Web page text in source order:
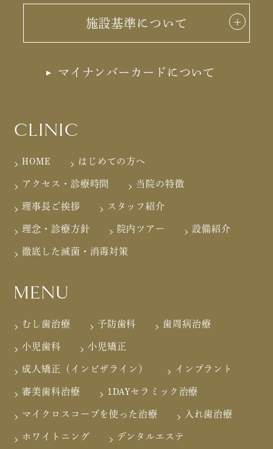
施設基準について
マイナンバーカードについて
CLINIC
HOME はじめての方へ
アクセス・診療時間 当院の特徴
理事長ご挨拶 スタッフ紹介
理念・診療方針 院内ツアー 設備紹介
徹底した滅菌・消毒対策
MENU
むし歯治療 予防歯科 歯周病治療
小児歯科 小児矯正
成人矯正（インビザライン） インプラント
審美歯科治療 1DAYセラミック治療
マイクロスコープを使った治療 入れ歯治療
ホワイトニング デンタルエステ